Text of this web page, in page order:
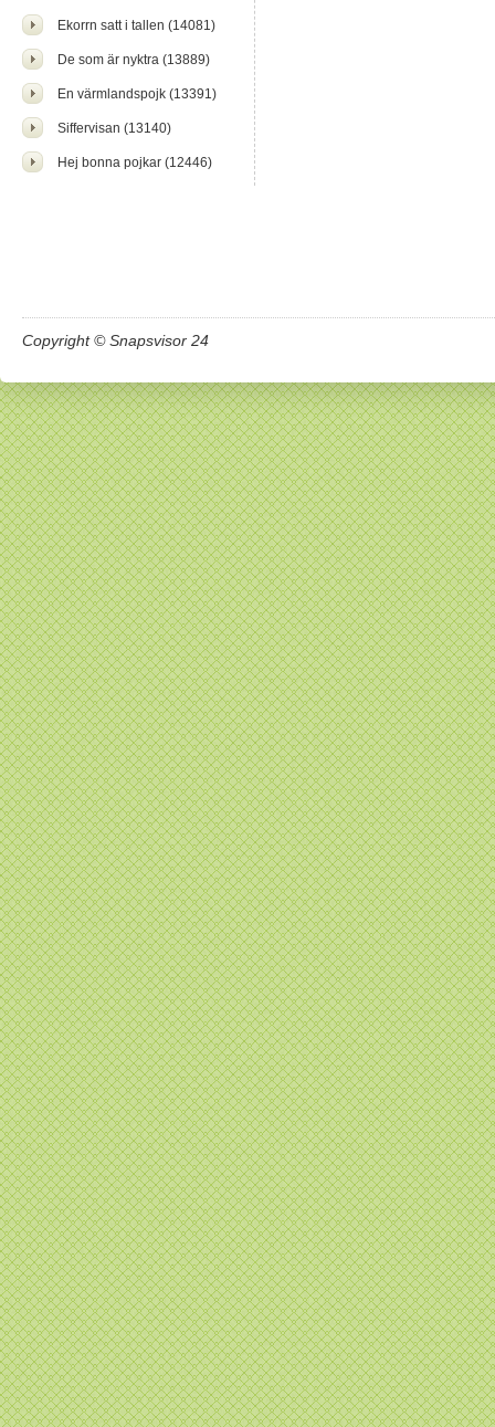
Ekorrn satt i tallen (14081)
De som är nyktra (13889)
En värmlandspojk (13391)
Siffervisan (13140)
Hej bonna pojkar (12446)
Copyright © Snapsvisor 24